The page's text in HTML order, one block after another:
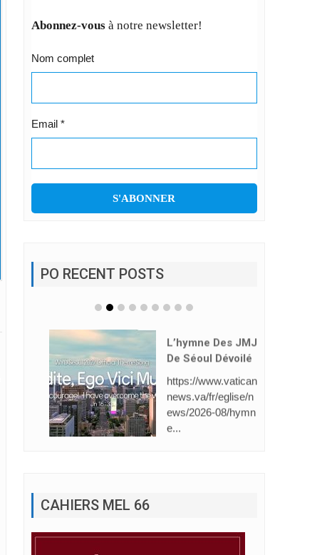
Abonnez-vousà notre newsletter!
Nom complet
Email *
PO RECENT POSTS
L’hymne Des JMJ
De Séoul Dévoilé
https://www.vatican
news.va/fr/eglise/n
ews/2026-08/hymn
CAHIERS MEL 66